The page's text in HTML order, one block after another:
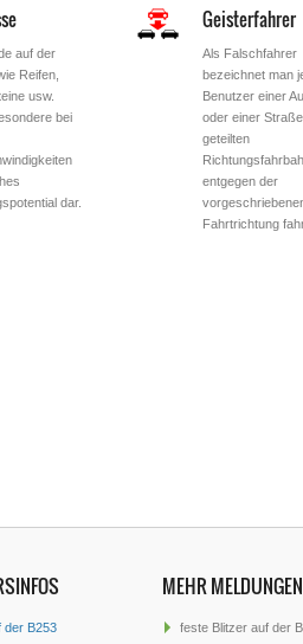
auf der
Reifen,
usw.
bei
dar.
Geisterfahrer
Als Falschfahrer
bezeichnet man
Benutzer einer
oder einer
geteilten
entgegen der
Fahrtrichtung
der B253
MEHR MELDUNGEN
feste Blitzer auf der